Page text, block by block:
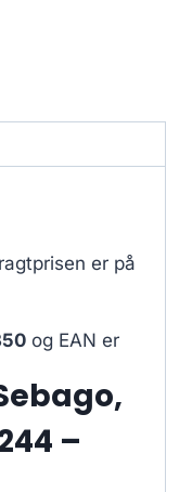
er på
og EAN er
–